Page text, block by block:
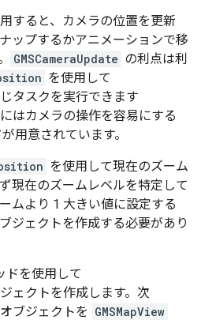
すると、カメラの位置を更新
ップするかアニメーションで移
GMSCameraUpdate の利点は利
を使用して
タスクを実行できます
にはカメラの操作を容易にする
用意されています。
を使用して現在のズーム
現在のズームレベルを特定して
ムより 1 大きい値に設定する
ジェクトを作成する必要があり
ドを使用して
ェクトを作成します。次
オブジェクトを GMSMapView